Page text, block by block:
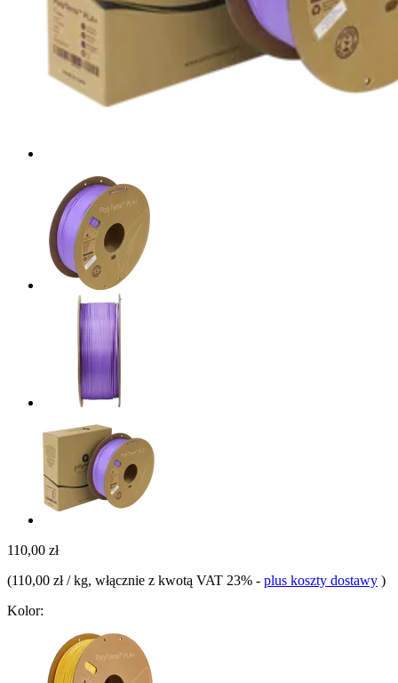
110,00 zł
(110,00 zł / kg, włącznie z kwotą VAT 23% - plus koszty dostawy )
Kolor: